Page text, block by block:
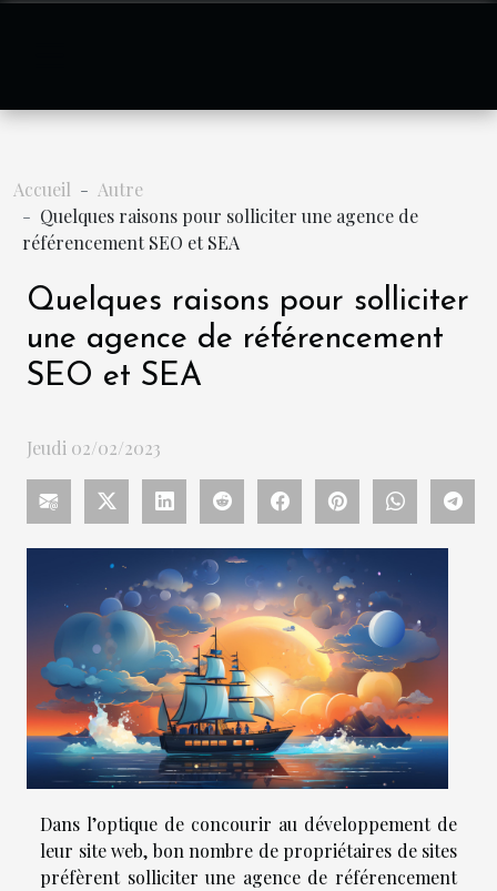
Accueil
Autre
Quelques raisons pour solliciter une agence de
référencement SEO et SEA
Quelques raisons pour solliciter
une agence de référencement
SEO et SEA
Jeudi 02/02/2023
Dans l’optique de concourir au développement de
leur site web, bon nombre de propriétaires de sites
préfèrent solliciter une agence de référencement